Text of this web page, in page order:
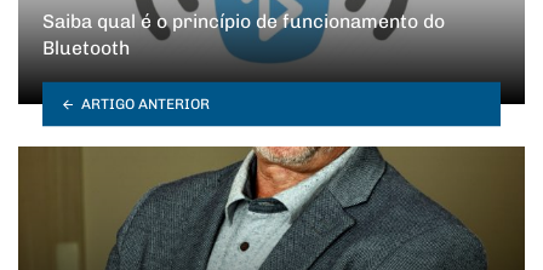
Saiba qual é o princípio de funcionamento do
Bluetooth
ARTIGO ANTERIOR